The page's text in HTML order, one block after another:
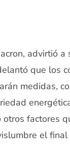
advirtió
que los
medidas,
factores
el